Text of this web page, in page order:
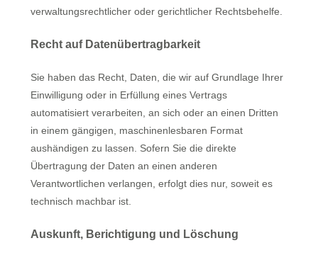
verwaltungsrechtlicher oder gerichtlicher Rechtsbehelfe.
Recht auf Datenübertragbarkeit
Sie haben das Recht, Daten, die wir auf Grundlage Ihrer
Einwilligung oder in Erfüllung eines Vertrags
automatisiert verarbeiten, an sich oder an einen Dritten
in einem gängigen, maschinenlesbaren Format
aushändigen zu lassen. Sofern Sie die direkte
Übertragung der Daten an einen anderen
Verantwortlichen verlangen, erfolgt dies nur, soweit es
technisch machbar ist.
Auskunft, Berichtigung und Löschung